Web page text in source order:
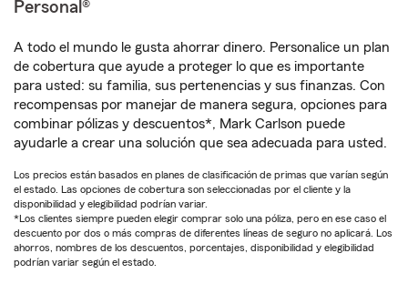
Personal®
A todo el mundo le gusta ahorrar dinero. Personalice un plan
de cobertura que ayude a proteger lo que es importante
para usted: su familia, sus pertenencias y sus finanzas. Con
recompensas por manejar de manera segura, opciones para
combinar pólizas y descuentos*, Mark Carlson puede
ayudarle a crear una solución que sea adecuada para usted.
Los precios están basados en planes de clasificación de primas que varían según
el estado. Las opciones de cobertura son seleccionadas por el cliente y la
disponibilidad y elegibilidad podrían variar.
*Los clientes siempre pueden elegir comprar solo una póliza, pero en ese caso el
descuento por dos o más compras de diferentes líneas de seguro no aplicará. Los
ahorros, nombres de los descuentos, porcentajes, disponibilidad y elegibilidad
podrían variar según el estado.